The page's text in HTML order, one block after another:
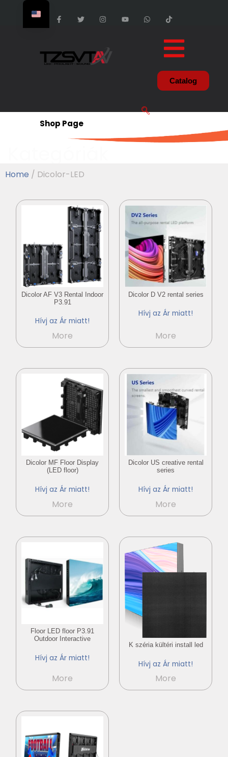
Catalog
Shop Page
Home / Dicolor-LED
Dicolor AF V3 Rental Indoor
P3.91
Hívj az Ár miatt!
More
Dicolor D V2 rental series
Hívj az Ár miatt!
More
Dicolor MF Floor Display
(LED floor)
Hívj az Ár miatt!
More
Dicolor US creative rental
series
Hívj az Ár miatt!
More
Floor LED floor P3.91
Outdoor Interactive
Hívj az Ár miatt!
More
K széria kültéri install led
Hívj az Ár miatt!
More